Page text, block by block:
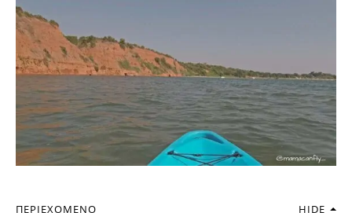
ΠΕΡΙΕΧΌΜΕΝΟ HIDE